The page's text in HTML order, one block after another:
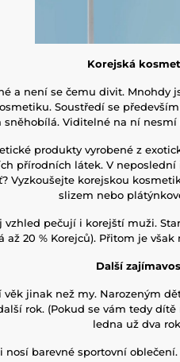
Korejská
a není se čemu divit. Mnohdy
Soustředí se
sněhobílá. Viditelné na ní
produkty vyrobené z
přírodních látek. V
Vyzkoušejte korejskou
slizem nebo
vzhled pečují i korejští muži.
až 20 % Korejců). Přitom je
Další
věk jinak než my. Narozeným
rok. (Pokud se vám tedy
ledna už dva
nosí barevné sportovní